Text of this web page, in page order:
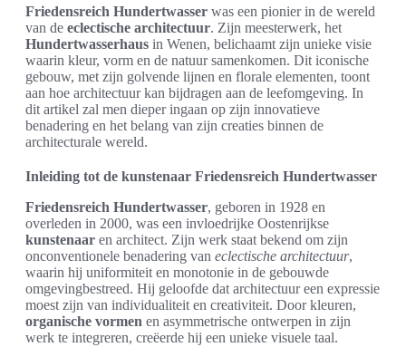
Friedensreich Hundertwasser was een pionier in de wereld
van de eclectische architectuur. Zijn meesterwerk, het
Hundertwasserhaus in Wenen, belichaamt zijn unieke visie
waarin kleur, vorm en de natuur samenkomen. Dit iconische
gebouw, met zijn golvende lijnen en florale elementen, toont
aan hoe architectuur kan bijdragen aan de leefomgeving. In
dit artikel zal men dieper ingaan op zijn innovatieve
benadering en het belang van zijn creaties binnen de
architecturale wereld.
Inleiding tot de kunstenaar Friedensreich Hundertwasser
Friedensreich Hundertwasser, geboren in 1928 en
overleden in 2000, was een invloedrijke Oostenrijkse
kunstenaar en architect. Zijn werk staat bekend om zijn
onconventionele benadering van eclectische architectuur,
waarin hij uniformiteit en monotonie in de gebouwde
omgevingbestreed. Hij geloofde dat architectuur een expressie
moest zijn van individualiteit en creativiteit. Door kleuren,
organische vormen en asymmetrische ontwerpen in zijn
werk te integreren, creëerde hij een unieke visuele taal.